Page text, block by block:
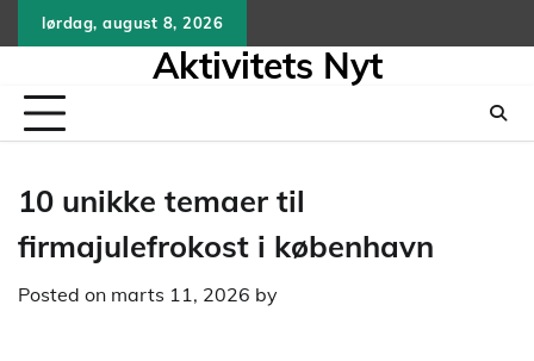
to
lørdag, august 8, 2026
Aktivitets Nyt
10 unikke temaer til
firmajulefrokost i københavn
Posted on marts 11, 2026 by